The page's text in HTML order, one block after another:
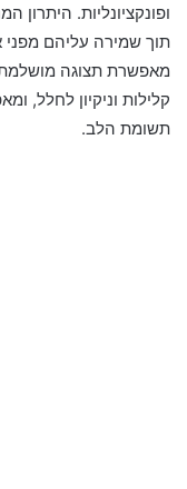
ופונקציונליות. היתרון
תוך שמירה עליהם מפני
מאפשרת תצוגה מושלמת
קלילות וניקיון לחלל,
תשומת הלב.